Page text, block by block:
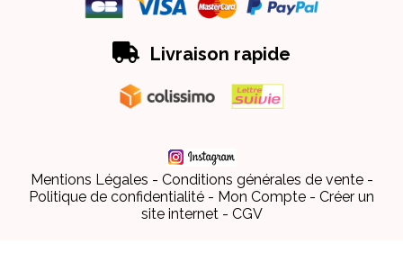
 Livraison rapide
Mentions Légales
Conditions générales de vente
Politique de confidentialité
Mon Compte
Créer un
site internet
CGV